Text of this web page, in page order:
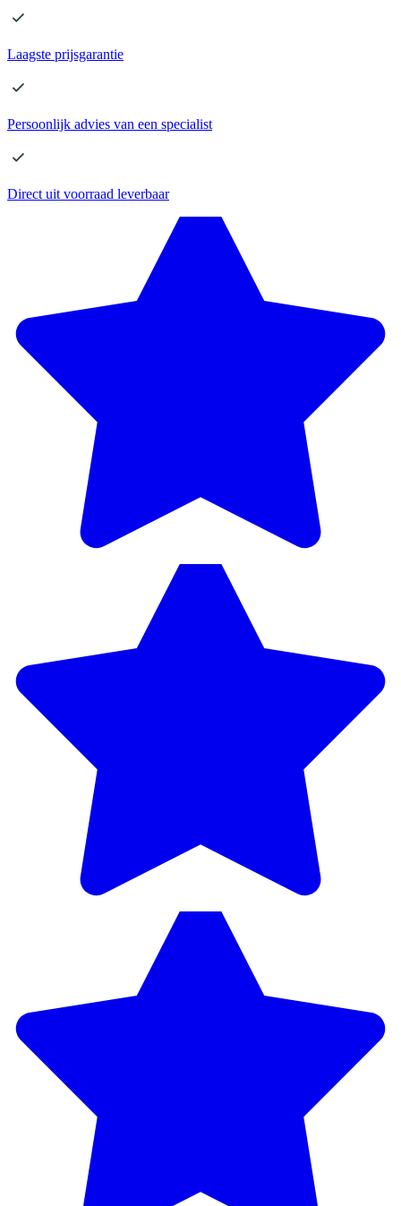
Laagste prijsgarantie
Persoonlijk advies van een specialist
Direct uit voorraad leverbaar